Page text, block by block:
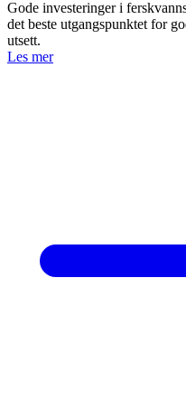
Gode investeringer i
det beste utgangspunktet for
utsett.
Les mer